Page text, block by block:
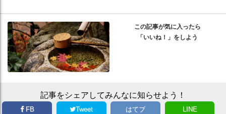
この記事が気に入ったら
「いいね！」をしよう
記事をシェアしてみんなに知らせよう！
FB Tweet はてブ LINE